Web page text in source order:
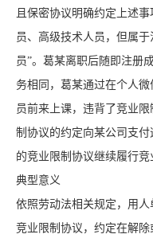
且保密协议明确约定上述
员、高级技术人员，但属
员”。葛某离职后随即注册
务相同，葛某通过在个人
员前来上课，违背了竞业
制协议的约定向某公司支
的竞业限制协议继续履行竞
典型意义
依照劳动法相关规定，用人
竞业限制协议，约定在解